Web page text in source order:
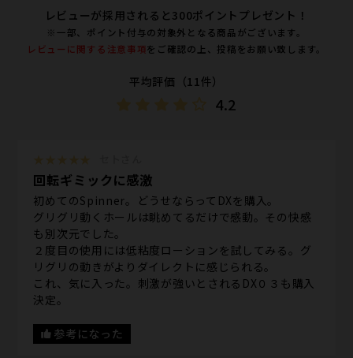
レビューが採用されると300ポイントプレゼント！
※一部、ポイント付与の対象外となる商品がございます。
レビューに関する注意事項をご確認の上、投稿をお願い致します。
平均評価（11件）
4.2
回転ギミックに感激
初めてのSpinner。どうせならってDXを購入。
グリグリ動くホールは眺めてるだけで感動。その快感
も別次元でした。
２度目の使用には低粘度ローションを試してみる。グ
リグリの動きがよりダイレクトに感じられる。
これ、気に入った。刺激が強いとされるDX０３も購入
決定。
参考になった